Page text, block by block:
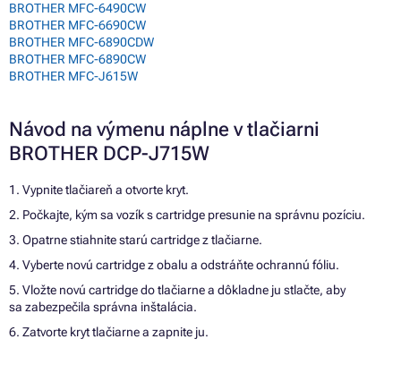
BROTHER MFC-6490CW
BROTHER MFC-6690CW
BROTHER MFC-6890CDW
BROTHER MFC-6890CW
BROTHER MFC-J615W
Návod na výmenu náplne v tlačiarni
BROTHER DCP-J715W
1. Vypnite tlačiareň a otvorte kryt.
2. Počkajte, kým sa vozík s cartridge presunie na správnu pozíciu.
3. Opatrne stiahnite starú cartridge z tlačiarne.
4. Vyberte novú cartridge z obalu a odstráňte ochrannú fóliu.
5. Vložte novú cartridge do tlačiarne a dôkladne ju stlačte, aby
sa zabezpečila správna inštalácia.
6. Zatvorte kryt tlačiarne a zapnite ju.